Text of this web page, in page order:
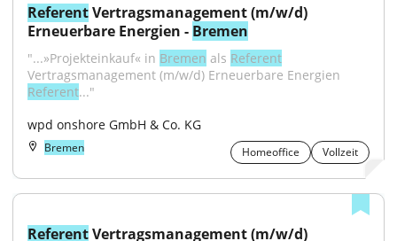
Referent Vertragsmanagement (m/w/d)
Erneuerbare Energien - Bremen
"...»Projekteinkauf« in Bremen als Referent
Referent..."
wpd onshore GmbH & Co. KG
Bremen Homeoffice Vollzeit
Referent Vertragsmanagement (m/w/d)